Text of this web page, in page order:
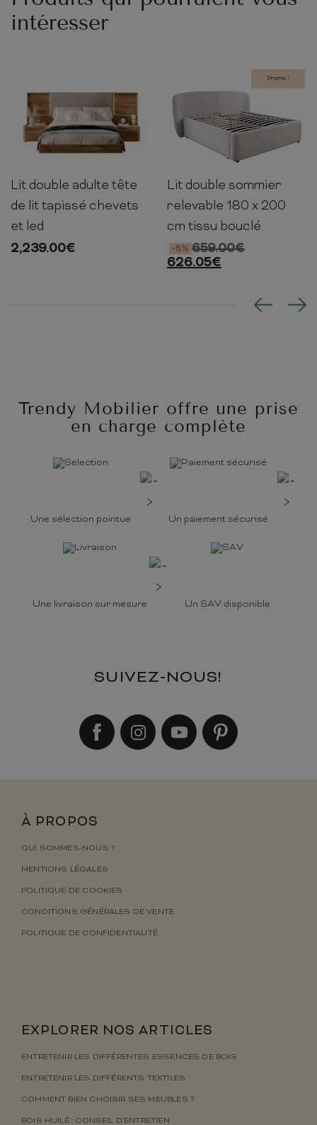
intéresser
16-30cm 171cm 211cm
Lit double adulte tête
de lit tapissé chevets
et led
2,239.00€
Promo !
50-
125cm
245cm 210cm
Lit double sommier
relevable 180 x 200
cm tissu bouclé
659.00€
-5%
626.05€
Trendy Mobilier offre une prise
en charge complète
Une sélection pointue Un paiement sécurisé
Une livraison sur mesure Un SAV disponible
SUIVEZ-NOUS!
À PROPOS
QUI SOMMES-NOUS ?
MENTIONS LÉGALES
POLITIQUE DE COOKIES
CONDITIONS GÉNÉRALES DE VENTE
POLITIQUE DE CONFIDENTIALITÉ
EXPLORER NOS ARTICLES
ENTRETENIR LES DIFFÉRENTES ESSENCES DE BOIS
ENTRETENIR LES DIFFÉRENTS TEXTILES
COMMENT BIEN CHOISIR SES MEUBLES ?
BOIS HUILÉ : CONSEIL D’ENTRETIEN